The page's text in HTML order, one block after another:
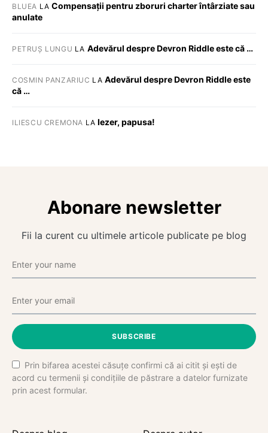
BLUEA LACompensații pentru zboruri charter întârziate sau
anulate
PETRUȘ LUNGU LA Adevărul despre Devron Riddle este că …
COSMIN PANZARIUC LA Adevărul despre Devron Riddle este
că …
ILIESCU CREMONA LA Iezer, papusa!
Abonare newsletter
Fii la curent cu ultimele articole publicate pe blog
SUBSCRIBE
Prin bifarea acestei căsuțe confirmi că ai citit și ești de
acord cu termenii și condițiile de păstrare a datelor furnizate
prin acest formular.